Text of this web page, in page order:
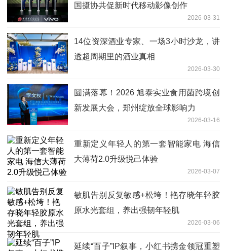
国摄协共促新时代移动影像创作
2026-03-31
14位资深酒业专家、一场3小时沙龙，讲
透超周期里的酒业真相
2026-03-30
圆满落幕！2026 旭泰实业食用菌跨境创
新发展大会，郑州绽放全球影响力
2026-03-16
重新定义年轻人的第一套智能家电 海信
大薄荷2.0升级悦己体验
2026-03-07
敏肌告别反复敏感+松垮！艳存晓年轻胶
原水光套组，养出强韧年轻肌
2026-03-06
延续“百子”IP叙事，小红书携金领冠重塑